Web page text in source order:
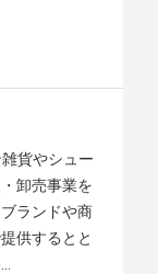
貨やシュー
卸売事業を
ランドや商
供するとと